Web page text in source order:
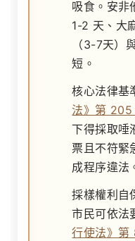
吸食。安非
1-2 天、大
（3-7天）
短。
核心法律基
法》第 205
下得採取唾
票且不符緊
成程序違法
採樣權利自
市民可依法
行使法》第